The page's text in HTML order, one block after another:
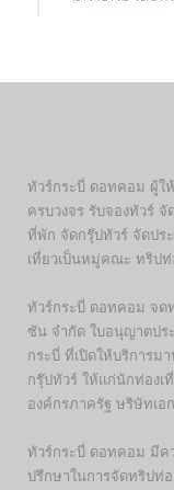
ทัวร์กระบี่ ดอทคอม ผู้ใ
ครบวงจร รับจองทัวร์ จั
ที่พัก จัดกรุ๊ปทัวร์ จัดปร
เที่ยวเป็นหมู่คณะ ทริปท่
ทัวร์กระบี่ ดอทคอม จด
ซัน จำกัด ใบอนุญาตปร
กระบี่ ที่เปิดให้บริการม
กรุ๊ปทัวร์ ให้แก่นักท่องเ
องค์กรภาครัฐ ษริษัทเ
ทัวร์กระบี่ ดอทคอม มีค
ปรึกษาในการจัดทริปท่